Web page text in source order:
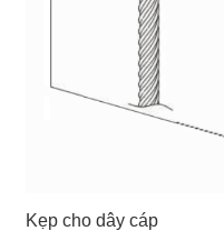
Kẹp cho dây cáp